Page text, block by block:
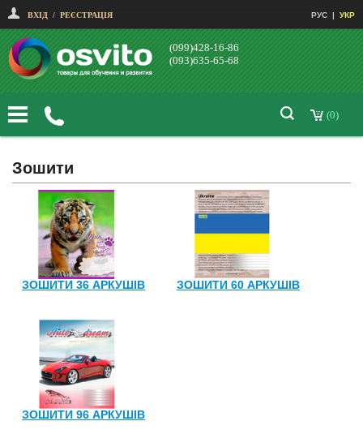
ВХІД / РЕЄСТРАЦІЯ РУС | УКР
(099)428-16-86
(093)635-65-68
(0)
Зошити
ЗОШИТИ 36 АРКУШІВ ЗОШИТИ 60 АРКУШІВ
ЗОШИТИ 96 АРКУШІВ